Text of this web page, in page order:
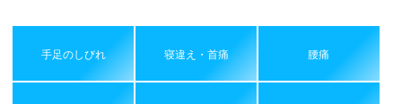
手足のしびれ 寝違え・首痛 腰痛